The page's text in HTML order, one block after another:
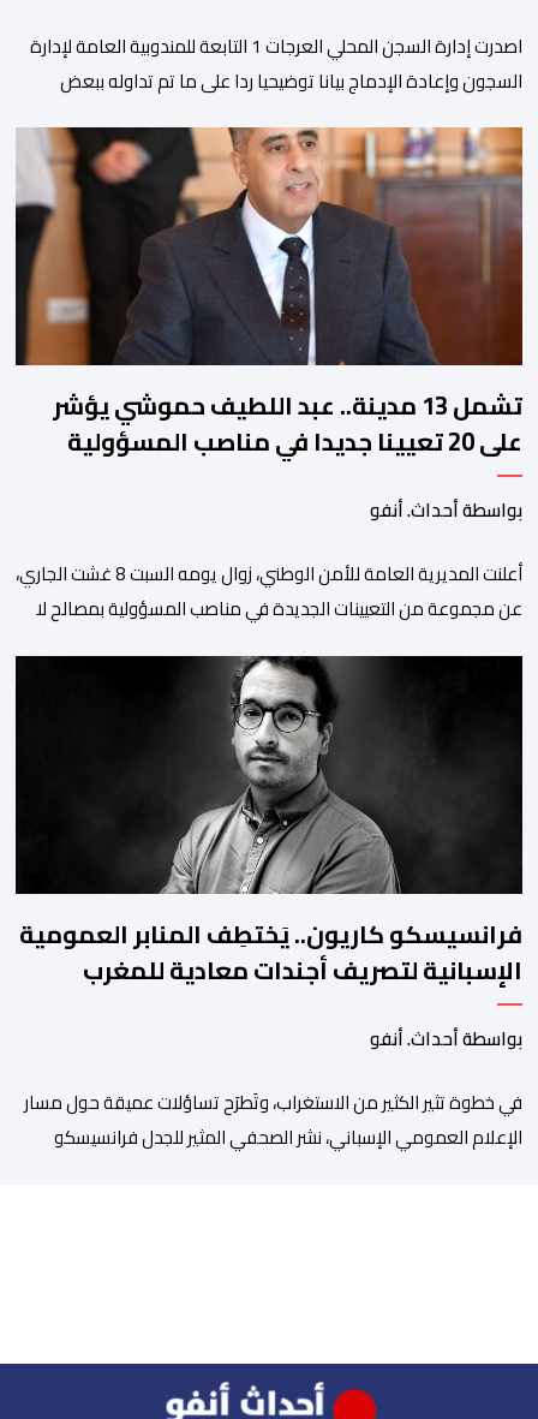
اصدرت إدارة السجن المحلي العرجات 1 التابعة للمندوبية العامة لإدارة
السجون وإعادة الإدماج بيانا توضيحيا ردا على ما تم تداوله ببعض
زيان، المعتقل بالمؤسسة ذاتها، وذلك لتنوير الرأي العام بالحقائق
والمعطيات الدقيقة.واوضحت إدارة المؤسسة السجنية أن المعني
بالأمر يستفيد منذ إيداعه من تتبع طبي منتظم ومستمر وفقا […]
تشمل 13 مدينة.. عبد اللطيف حموشي يؤشر
على 20 تعيينا جديدا في مناصب المسؤولية
بمصالح الأمن الوطني
بواسطة أحداث. أنفو
أعلنت المديرية العامة للأمن الوطني، زوال يومه السبت 8 غشت الجاري،
عن مجموعة من التعيينات الجديدة في مناصب المسؤولية بمصالح لا
والعروي وأسفي ووجدة والعيون والدار البيضاء وبني ملال وابن جرير
وطنجة وأصيلة، وذلك في إطار دينامية داخلية تهدف لضخ دماء جديدة
والاستعانة بكفاءات أمنية شابة ومتمرسة، […]
فرانسيسكو كاريون.. يَختطِف المنابر العمومية
الإسبانية لتصريف أجندات معادية للمغرب
بواسطة أحداث. أنفو
في خطوة تثير الكثير من الاستغراب، وتَطرَح تساؤلات عميقة حول مسار
الإعلام العمومي الإسباني، نشر الصحفي المثير للجدل فرانسيسكو